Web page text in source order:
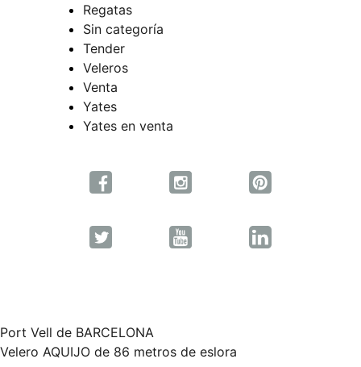
Regatas
Sin categoría
Tender
Veleros
Venta
Yates
Yates en venta
Navegación
Port Vell de BARCELONA
Velero AQUIJO de 86 metros de eslora